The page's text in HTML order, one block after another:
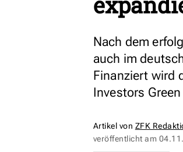
Nach dem
auch im
Finanziert wird
Investors Green
Artikel von ZFK
veröffentlicht am